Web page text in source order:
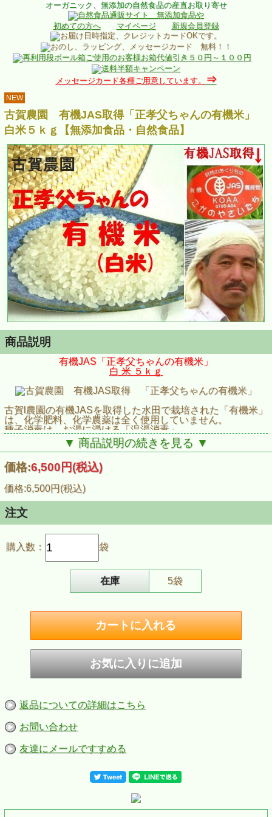
オーガニック、無添加の自然食品の産直お取り寄せ
初めての方へ マイページ 新規会員登録
メッセージカード各種ご用意しています。 ⇒
NEW
古賀農園 有機JAS取得「正孝父ちゃんの有機米」
白米５ｋｇ【無添加食品・自然食品】
商品説明
有機JAS「正孝父ちゃんの有機米」
白 米 ５ｋｇ
古賀l農園の有機JASを取得した水田で栽培された「有機米」
は、化学肥料、化学農薬は全く使用していません。
種子消毒は、お湯に浸ける「温湯消毒」
肥料は１０年程前に堆肥を入れただけで、その後は裏作で
栽培している有機栽培の麦の麦わらを梳きこむだけです。
雑草対策はジャンボタニシを活用
田植え後の苗がか細い時には、タニシに食べられないように
にし、苗の茎が太く固くなってきたらタニシは稲の苗は食べ
ず、雑草をたべるので田んぼの水量を増やします。
※ 古賀農園の米は収穫量は多くはなく、自宅消費分や親
戚、知人等に直接販売していて、「農産物検査」を受けてい
ませんので
「未検査米」
全、安心な有機米です。
「有機ＪＡＳ」
畑から生産された、遺伝子組み換えしていない農産物で、登
録認定機関により厳しく審査され認定された農産物のみに、
この有機ＪＡＳのマークを使用する事ができ、有機の表示が
できます。
▼ 商品説明の続きを見る ▼
価格:6,500円(税込)
価格:6,500円(税込)
注文
購入数： 袋
在庫 5袋
返品についての詳細はこちら
お問い合わせ
友達にメールですすめる